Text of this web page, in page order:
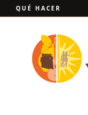
QUÉ HACER